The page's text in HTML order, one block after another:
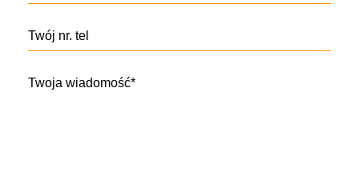
Twój nr. tel
Twoja wiadomość*